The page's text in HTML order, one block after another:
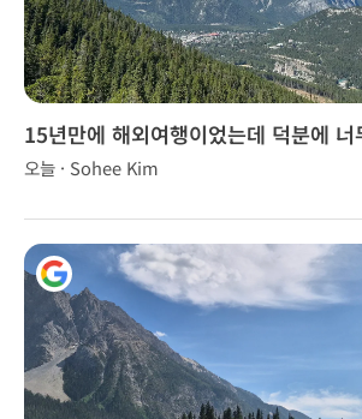
15년만에 해외여행이었는데 덕분에
만들었습니다.
오늘 · Sohee Kim